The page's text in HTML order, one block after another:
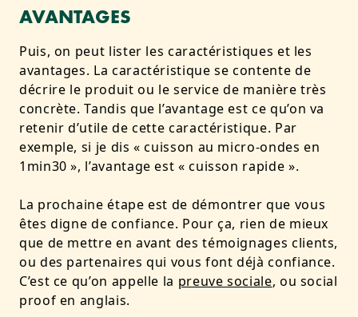
AVANTAGES
Puis, on peut lister les caractéristiques et les
avantages. La caractéristique se contente de
décrire le produit ou le service de manière très
concrète. Tandis que l’avantage est ce qu’on va
retenir d’utile de cette caractéristique. Par
exemple, si je dis « cuisson au micro-ondes en
1min30 », l’avantage est « cuisson rapide ».
La prochaine étape est de démontrer que vous
êtes digne de confiance. Pour ça, rien de mieux
que de mettre en avant des témoignages clients,
ou des partenaires qui vous font déjà confiance.
C’est ce qu’on appelle la preuve sociale, ou social
proof en anglais.